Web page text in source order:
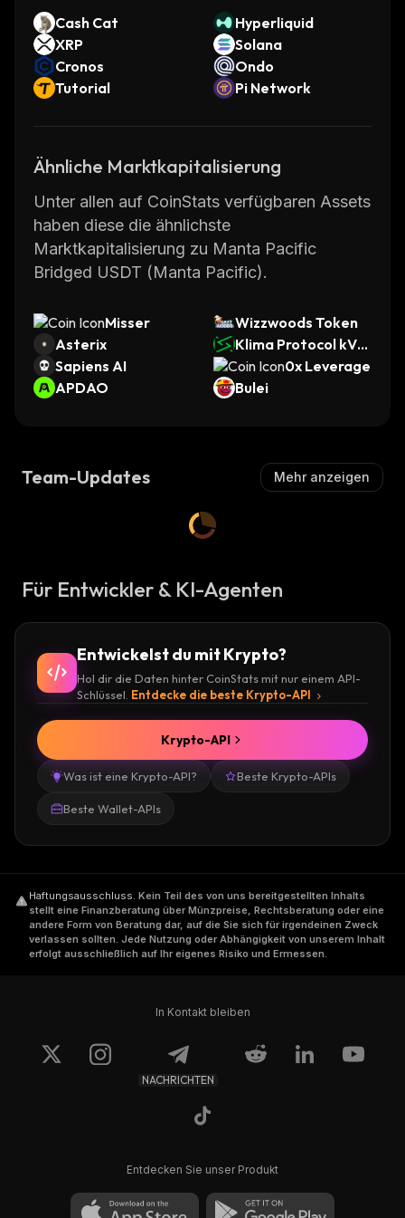
Cash Cat
Hyperliquid
XRP
Solana
Cronos
Ondo
Tutorial
Pi Network
Ähnliche Marktkapitalisierung
Unter allen auf CoinStats verfügbaren Assets
haben diese die ähnlichste
Marktkapitalisierung zu Manta Pacific
Bridged USDT (Manta Pacific).
Misser
Wizzwoods Token
Asterix
Klima Protocol kVC
M
Sapiens AI
0x Leverage
APDAO
Bulei
Team-Updates Mehr anzeigen
Für Entwickler & KI-Agenten
Entwickelst du mit Krypto?
Hol dir die Daten hinter CoinStats mit nur einem API-
Schlüssel. Entdecke die beste Krypto-API
Was ist eine Krypto-API? Beste Krypto-APIs
Beste Wallet-APIs
Krypto-API
Haftungsausschluss. Kein Teil des von uns bereitgestellten Inhalts
stellt eine Finanzberatung über Münzpreise, Rechtsberatung oder eine
andere Form von Beratung dar, auf die Sie sich für irgendeinen Zweck
verlassen sollten. Jede Nutzung oder Abhängigkeit von unserem Inhalt
erfolgt ausschließlich auf Ihr eigenes Risiko und Ermessen.
In Kontakt bleiben
NACHRICHTEN
Entdecken Sie unser Produkt